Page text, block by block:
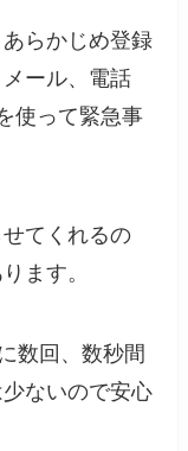
らかじめ登録
ール、電話
使って緊急事
てくれるの
ます。
数回、数秒間
ないので安心